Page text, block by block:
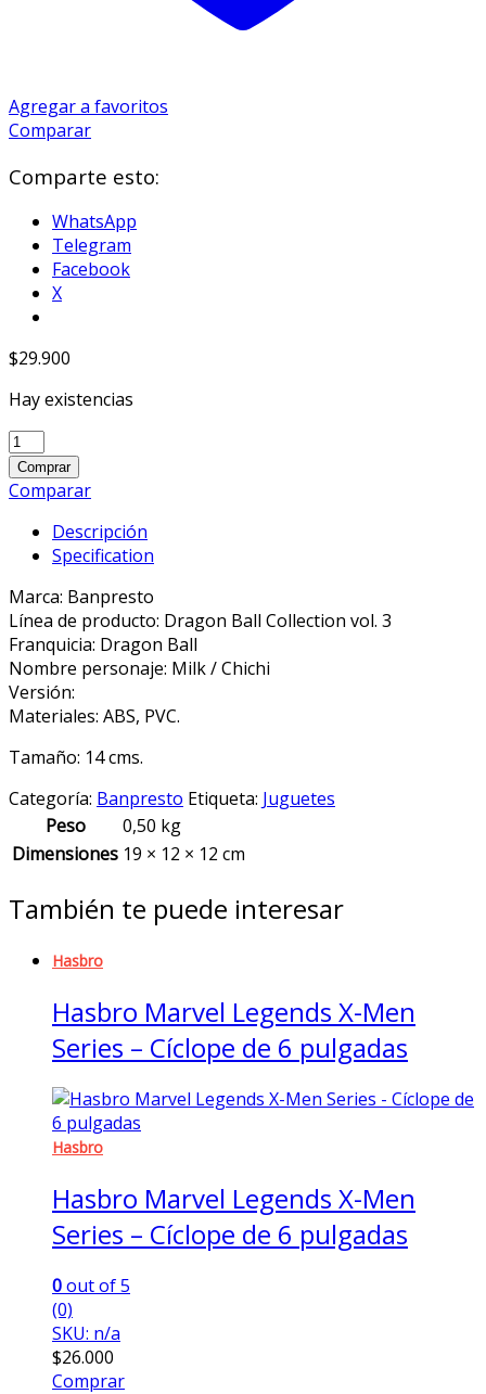
Agregar a favoritos
Comparar
Comparte esto:
WhatsApp
Telegram
Facebook
X
$29.900
Hay existencias
Banpresto
Milk
/
niña
Dragon
Collection
Vol.3
quantity
Comprar
Comparar
Descripción
Specification
Marca: Banpresto
Línea de producto: Dragon Ball Collection vol. 3
Franquicia: Dragon Ball
Nombre personaje: Milk / Chichi
Versión:
Materiales: ABS, PVC.
Tamaño: 14 cms.
Categoría: Banpresto Etiqueta: Juguetes
Peso
0,50 kg
Dimensiones 19 × 12 × 12 cm
También te puede interesar
Hasbro
Hasbro Marvel Legends X-Men
Series – Cíclope de 6 pulgadas
Hasbro
Hasbro Marvel Legends X-Men
Series – Cíclope de 6 pulgadas
0out of 5
(0)
SKU: n/a
$26.000
Comprar